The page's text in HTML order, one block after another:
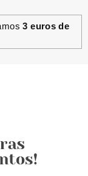
3 euros de